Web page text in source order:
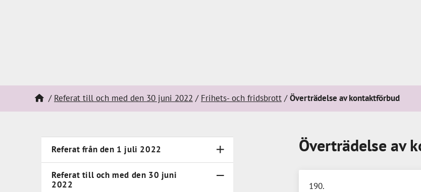
Referat till och med den 30 juni 2022 Frihets- och fridsbrott Överträdelse av kontaktförbud
Överträdelse av
190
Referat från den 1 juli 2022
Referat till och med den 30 juni
2022